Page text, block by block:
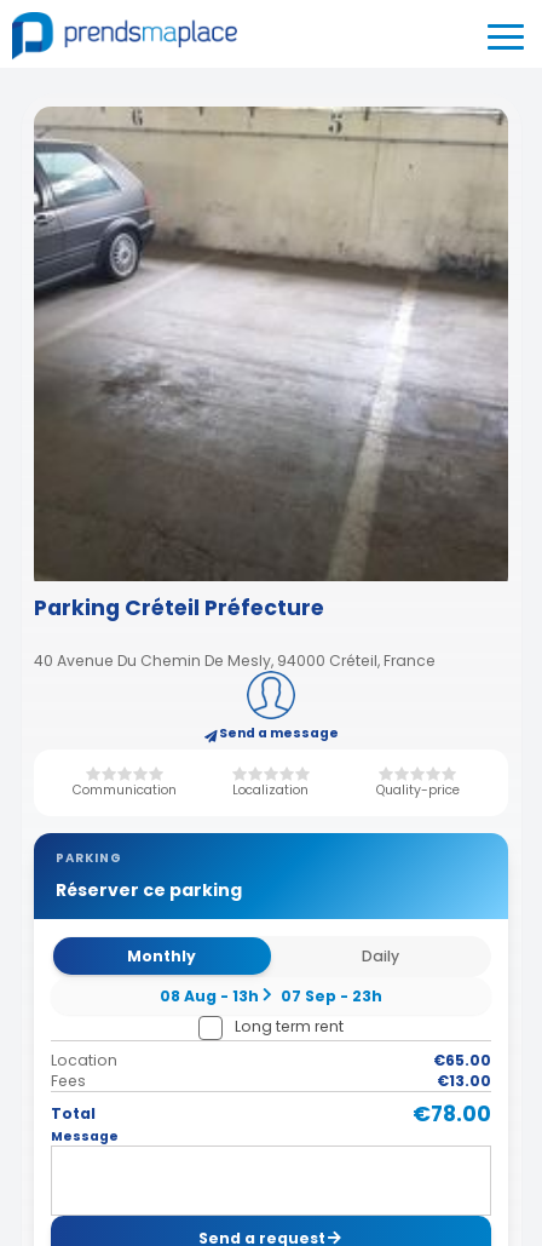
Parking Créteil Préfecture
40 Avenue Du Chemin De Mesly, 94000 Créteil, France
Send a message
Communication Localization Quality-price
PARKING
Réserver ce parking
Monthly
Daily
08 Aug - 13h
07 Sep - 23h
Long term rent
Location
€65.00
Fees
€13.00
Total
€78.00
Message
Send a request